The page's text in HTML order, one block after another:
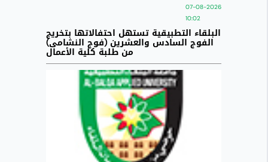
07-08-2026
10:02
البلقاء التطبيقية تستهل احتفالاتها بتخريج
الفوج السادس والعشرين (فوج النشامى)
من طلبة كلية الأعمال